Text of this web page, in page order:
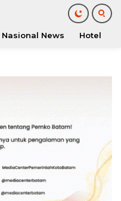
Nasional News Hotel